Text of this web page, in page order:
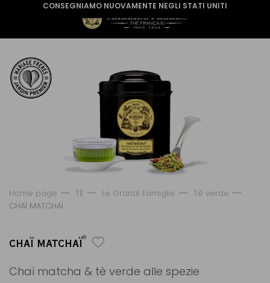
CONSEGNIAMO NUOVAMENTE NEGLI STATI UNITI
Home page TÈ Le Grandi Famiglie
Tè verde
CHAÏ MATCHAÏ
CHAÏ MATCHAÏ®
Chaï matcha & tè verde alle spezie